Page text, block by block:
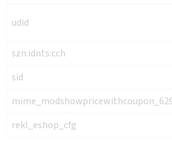
udid
szn:idnts:cch
sid
rekl_eshop_cfg